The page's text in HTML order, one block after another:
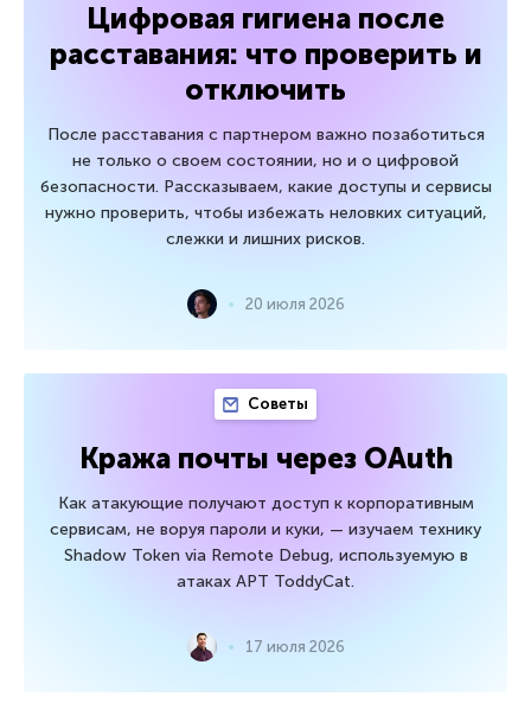
Цифровая гигиена после
расставания: что проверить и
отключить
После расставания с партнером важно позаботиться
не только о своем состоянии, но и о цифровой
безопасности. Рассказываем, какие доступы и сервисы
нужно проверить, чтобы избежать неловких ситуаций,
слежки и лишних рисков.
20 июля 2026
Советы
Кража почты через OAuth
Как атакующие получают доступ к корпоративным
сервисам, не воруя пароли и куки, — изучаем технику
Shadow Token via Remote Debug, используемую в
атаках APT ToddyCat.
17 июля 2026